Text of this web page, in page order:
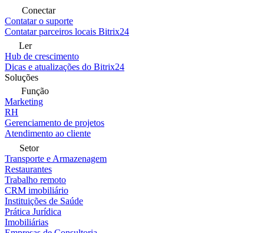
Conectar
Contatar o suporte
Contatar parceiros locais Bitrix24
Ler
Hub de crescimento
Dicas e atualizações do Bitrix24
Soluções
Função
Marketing
RH
Gerenciamento de projetos
Atendimento ao cliente
Setor
Transporte e Armazenagem
Restaurantes
Trabalho remoto
CRM imobiliário
Instituições de Saúde
Prática Jurídica
Imobiliárias